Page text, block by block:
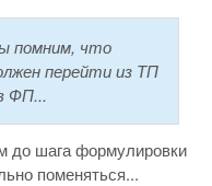
помним, что
перейти из ТП
ФП...
до шага формулировки
поменяться...